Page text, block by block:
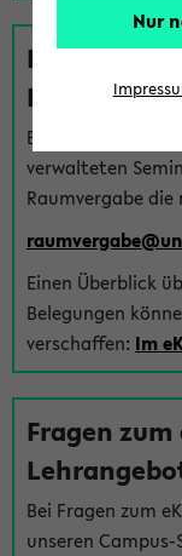
Fragen zu
Räumen
Bei Fragen zur
verwalteten
Raumvergabe
Einen Überblick
Belegungen
verschaffen: Im
Fragen zum
Bei Fragen zum
unseren
Nur